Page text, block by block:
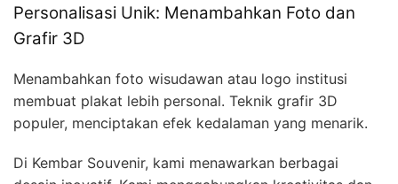
Personalisasi Unik: Menambahkan Foto dan
Grafir 3D
Menambahkan foto wisudawan atau logo institusi
membuat plakat lebih personal. Teknik grafir 3D
populer, menciptakan efek kedalaman yang menarik.
Di Kembar Souvenir, kami menawarkan berbagai